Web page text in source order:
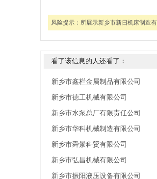
风险提示： 所展示新乡市新日机床制造
看了该信息的人还看了：
新乡市鑫栏金属制品有限公司
新乡市德工机械有限公司
新乡市水泵总厂有限责任公司
新乡市华科机械制造有限公司
新乡市舜景科贸有限公司
新乡市弘昌机械有限公司
新乡市振阳液压设备有限公司